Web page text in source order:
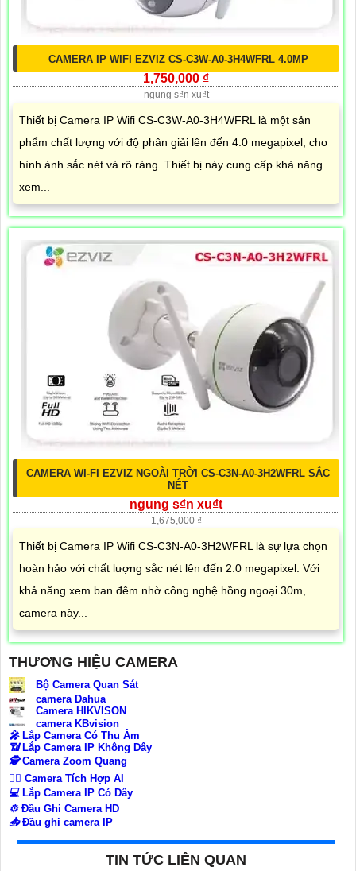
CAMERA IP WIFI EZVIZ CS-C3W-A0-3H4WFRL 4.0MP
1,750,000 ₫
ngung s₫n xu₫t
Thiết bị Camera IP Wifi CS-C3W-A0-3H4WFRL là một sản
phẩm chất lượng với độ phân giải lên đến 4.0 megapixel, cho
hình ảnh sắc nét và rõ ràng. Thiết bị này cung cấp khả năng
xem...
CAMERA WI-FI EZVIZ NGOÀI TRỜI CS-C3N-A0-3H2WFRL SẮC
NÉT
ngung s₫n xu₫t
1,675,000 ₫
Thiết bị Camera IP Wifi CS-C3N-A0-3H2WFRL là sự lựa chọn
hoàn hảo với chất lượng sắc nét lên đến 2.0 megapixel. Với
khả năng xem ban đêm nhờ công nghệ hồng ngoại 30m,
camera này...
THƯƠNG HIỆU CAMERA
Bộ Camera Quan Sát
camera Dahua
Camera HIKVISON
camera KBvision
️🎤️ Lắp Camera Có Thu Âm
📶 Lắp Camera IP Không Dây
🕵️Camera Zoom Quang
🧛‍♀️ Camera Tích Hợp AI
💻Lắp Camera IP Có Dây
⚙️Đầu Ghi Camera HD
📥Đầu ghi camera IP
TIN TỨC LIÊN QUAN